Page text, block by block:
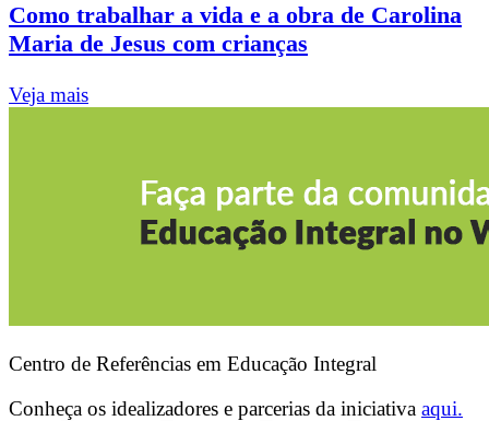
Como trabalhar a vida e a obra de Carolina
Maria de Jesus com crianças
Veja mais
Centro de Referências em Educação Integral
Conheça os idealizadores e parcerias da iniciativa aqui.